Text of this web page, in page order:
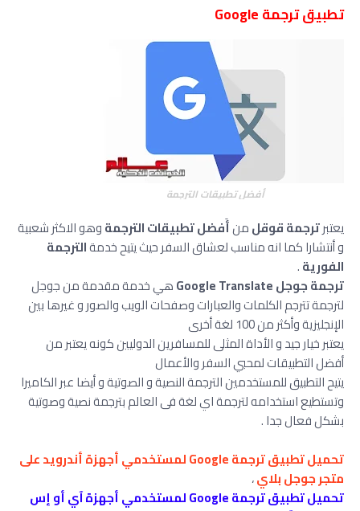
تطبيق ترجمة Google
أفضل تطبيقات الترجمة
يعتبرترجمة قوقلمنأَفضل تطبيقات الترجمةوهو الاكثر شعبية
و أنتشارا كما انه مناسب لعشاق السفر حيث يتيح خدمةالترجمة
الفورية.
ترجمة جوجل Google Translate
‏ هي خدمة مقدمة من جوجل
لترجمة تترجم الكلمات والعبارات وصفحات الويب والصور و غيرها بين
الإنجليزية وأكثر من 100 لغة أخرى
يعتبر خيار جيد و الأداة المثلى للمسافرين الدوليين كونه يعتبر من
أفضل التطبيقات لمحبي السفر والأعمال
يتيح التطبيق للمستخدمين الترجمة النصية و الصوتية و أيضا عبر الكاميرا
وتستطيع استخدامه لترجمة اي لغة فى العالم بترجمة نصية وصوتية
بشكل فعال جدا .
تحميل تطبيق ترجمة Google لمستخدمي أجهزة أندرويد على
متجر جوجل بلاي،
تحميل تطبيق ترجمة Google لمستخدمي أجهزة آي أو إس